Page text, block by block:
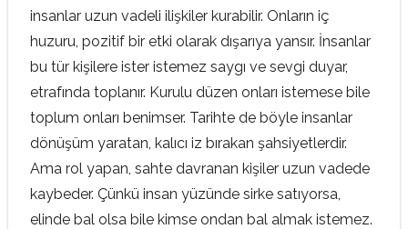
insanlar uzun vadeli ilişkiler kurabilir. Onların iç
huzuru, pozitif bir etki olarak dışarıya yansır. İnsanlar
bu tür kişilere ister istemez saygı ve sevgi duyar,
etrafında toplanır. Kurulu düzen onları istemese bile
toplum onları benimser. Tarihte de böyle insanlar
dönüşüm yaratan, kalıcı iz bırakan şahsiyetlerdir.
Ama rol yapan, sahte davranan kişiler uzun vadede
kaybeder. Çünkü insan yüzünde sirke satıyorsa,
elinde bal olsa bile kimse ondan bal almak istemez.